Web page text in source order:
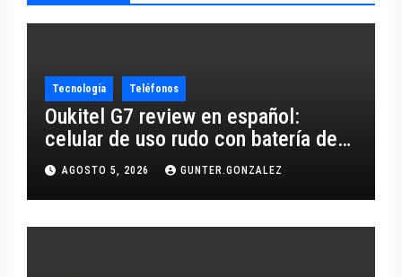
Tecnología Teléfonos
Oukitel G7 review en español:
celular de uso rudo con batería de
10,600 mAh
AGOSTO 5, 2026 GUNTER.GONZALEZ